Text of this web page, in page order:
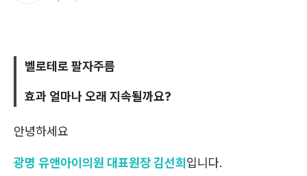
벨로테로 팔자주름
효과 얼마나 오래 지속될까요?
안녕하세요
광명 유앤아이의원 대표원장 김선희입니다.